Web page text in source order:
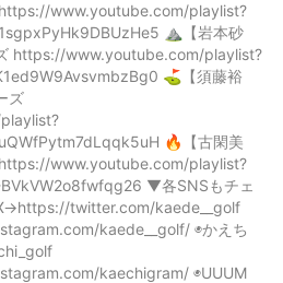
www.youtube.com/playlist?
⛰️【岩本砂
https://www.youtube.com/playlist?
⛳️【須藤裕
ズ
🔥【古閑美
www.youtube.com/playlist?
▼各SNSもチェ
twitter.com/kaede__golf
kaede__golf/ ◉かえち
kaechigram/ ◉UUUM